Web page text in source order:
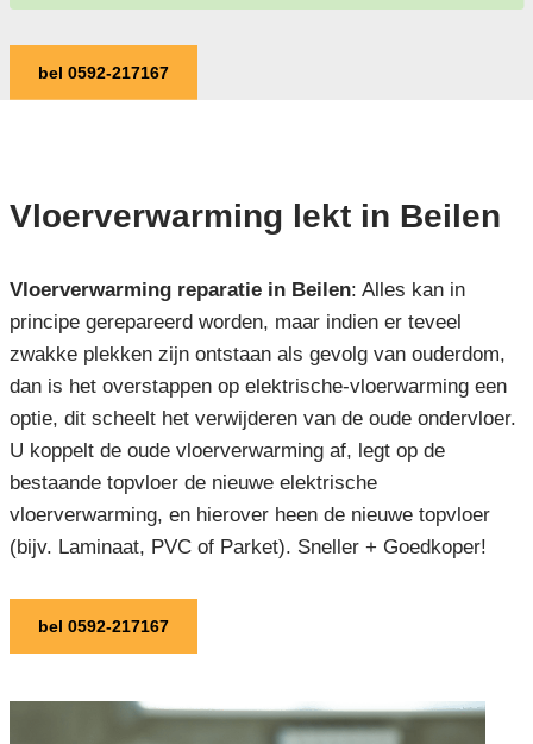
bel 0592-217167
Vloerverwarming lekt in Beilen
Vloerverwarming reparatie in Beilen: Alles kan in
principe gerepareerd worden, maar indien er teveel
zwakke plekken zijn ontstaan als gevolg van ouderdom,
dan is het overstappen op elektrische-vloerwarming een
optie, dit scheelt het verwijderen van de oude ondervloer.
U koppelt de oude vloerverwarming af, legt op de
bestaande topvloer de nieuwe elektrische
vloerverwarming, en hierover heen de nieuwe topvloer
(bijv. Laminaat, PVC of Parket). Sneller + Goedkoper!
bel 0592-217167